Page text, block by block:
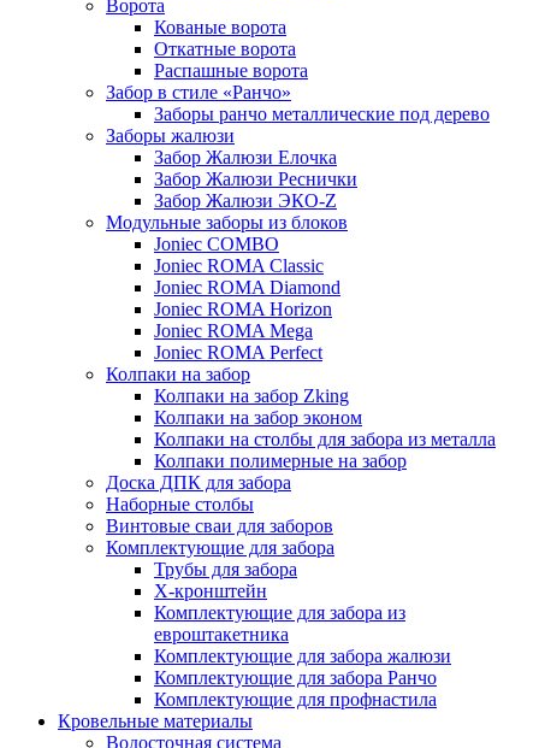
Ворота
Кованые ворота
Откатные ворота
Распашные ворота
Забор в стиле «Ранчо»
Заборы ранчо металлические под дерево
Заборы жалюзи
Забор Жалюзи Елочка
Забор Жалюзи Реснички
Забор Жалюзи ЭКО-Z
Модульные заборы из блоков
Joniec COMBO
Joniec ROMA Classic
Joniec ROMA Diamond
Joniec ROMA Horizon
Joniec ROMA Mega
Joniec ROMA Perfect
Колпаки на забор
Колпаки на забор Zking
Колпаки на забор эконом
Колпаки на столбы для забора из металла
Колпаки полимерные на забор
Доска ДПК для забора
Наборные столбы
Винтовые сваи для заборов
Комплектующие для забора
Трубы для забора
Х-кронштейн
Комплектующие для забора из
евроштакетника
Комплектующие для забора жалюзи
Комплектующие для забора Ранчо
Комплектующие для профнастила
Кровельные материалы
Водосточная система